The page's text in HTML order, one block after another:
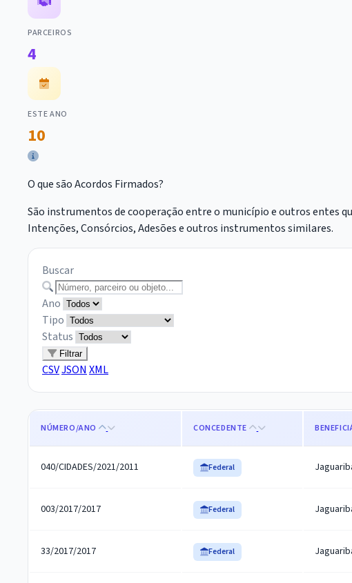
PARCEIROS
4
ESTE ANO
10
O que são Acordos Firmados?
São instrumentos de cooperação entre o município e outros entes
Intenções, Consórcios, Adesões e outros instrumentos similares.
Buscar
Ano
Tipo
Status
Filtrar
CSVJSON XML
NÚMERO/ANO CONCEDENTE
040/CIDADES/2021/2011 Federal
003/2017/2017 Federal
33/2017/2017 Federal